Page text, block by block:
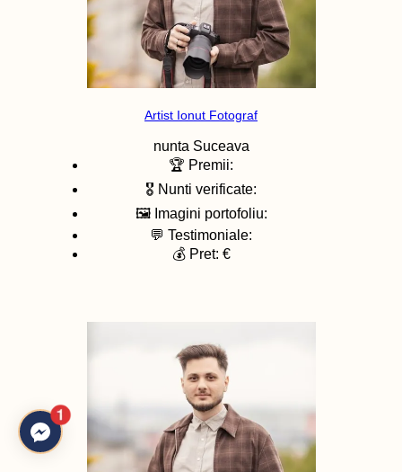
Artist Ionut Fotograf
nunta Suceava
🏆 Premii:
🎖️ Nunti verificate:
🖼️ Imagini portofoliu:
💬 Testimoniale:
💰 Pret: €